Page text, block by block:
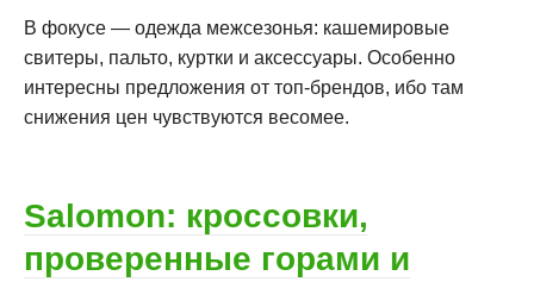
В фокусе — одежда межсезонья: кашемировые
свитеры, пальто, куртки и аксессуары. Особенно
интересны предложения от топ-брендов, ибо там
снижения цен чувствуются весомее.
Salomon: кроссовки,
проверенные горами и